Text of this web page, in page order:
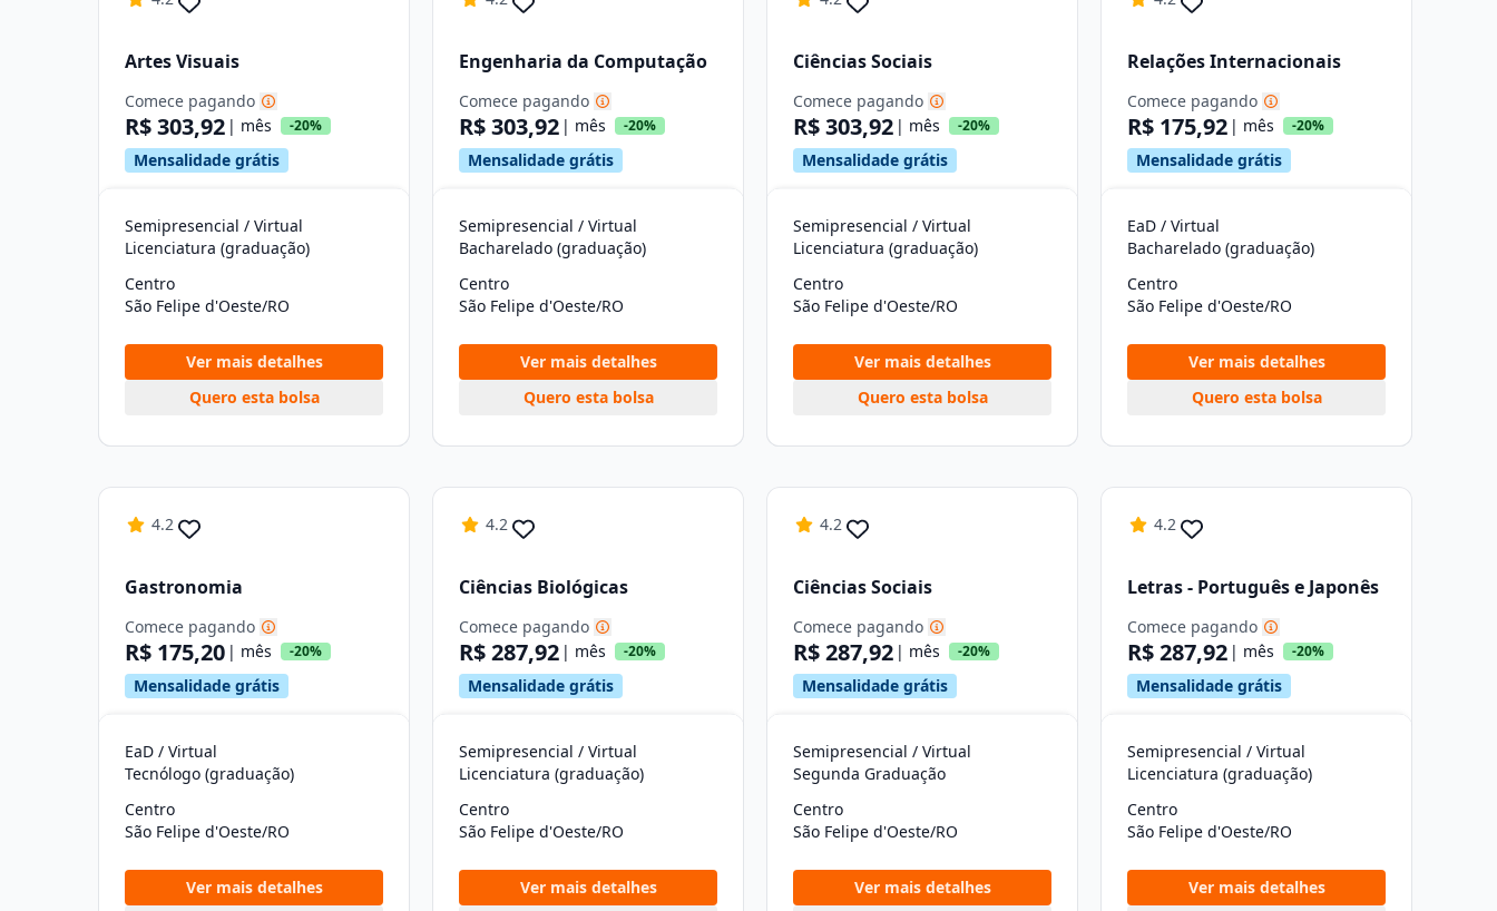
Artes Visuais
Comece pagando
R$ 303,92 | mês -20%
Mensalidade grátis
Semipresencial / Virtual
Licenciatura (graduação)
Centro
São Felipe d'Oeste/RO
Ver mais detalhes
Quero esta bolsa
Engenharia da Computação
Comece pagando
R$ 303,92 | mês -20%
Mensalidade grátis
Semipresencial / Virtual
Bacharelado (graduação)
Centro
São Felipe d'Oeste/RO
Ver mais detalhes
Quero esta bolsa
Ciências Sociais
Comece pagando
R$ 303,92 | mês -20%
Mensalidade grátis
Semipresencial / Virtual
Licenciatura (graduação)
Centro
São Felipe d'Oeste/RO
Ver mais detalhes
Quero esta bolsa
Relações Internacionais
Comece pagando
R$ 175,92 | mês -20%
Mensalidade grátis
EaD / Virtual
Bacharelado (graduação)
Centro
São Felipe d'Oeste/RO
Ver mais detalhes
Quero esta bolsa
4.2
Gastronomia
Comece pagando
R$ 175,20 | mês -20%
Mensalidade grátis
EaD / Virtual
Tecnólogo (graduação)
Centro
São Felipe d'Oeste/RO
Ver mais detalhes
4.2
Ciências Biológicas
Comece pagando
R$ 287,92 | mês -20%
Mensalidade grátis
Semipresencial / Virtual
Licenciatura (graduação)
Centro
São Felipe d'Oeste/RO
Ver mais detalhes
4.2
Ciências Sociais
Comece pagando
R$ 287,92 | mês -20%
Mensalidade grátis
Semipresencial / Virtual
Segunda Graduação
Centro
São Felipe d'Oeste/RO
Ver mais detalhes
4.2
Letras - Português e Japonês
Comece pagando
R$ 287,92 | mês -20%
Mensalidade grátis
Semipresencial / Virtual
Licenciatura (graduação)
Centro
São Felipe d'Oeste/RO
Ver mais detalhes